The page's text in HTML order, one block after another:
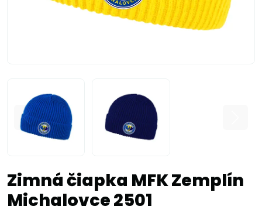
Zimná čiapka MFK Zemplín
Michalovce 2501